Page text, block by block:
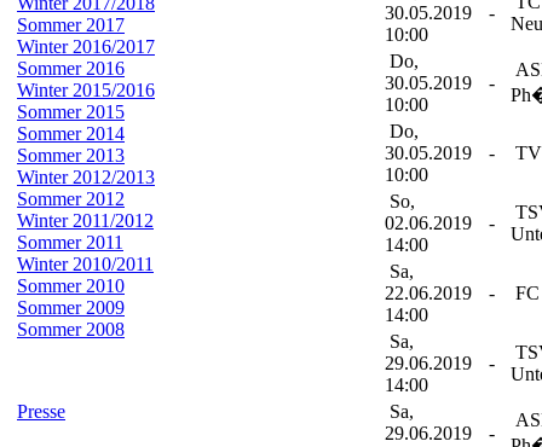
Sommer 2017
Winter 2016/2017
Sommer 2016
Winter 2015/2016
Sommer 2015
Sommer 2014
Sommer 2013
Winter 2012/2013
Sommer 2012
Winter 2011/2012
Sommer 2011
Winter 2010/2011
Sommer 2010
Sommer 2009
Sommer 2008
Presse
30.05.2019
10:00
-
Do,
30.05.2019
10:00
-
Do,
30.05.2019
10:00
-
So,
02.06.2019
14:00
-
Sa,
22.06.2019
14:00
-
Sa,
29.06.2019
14:00
-
Sa,
29.06.2019
-